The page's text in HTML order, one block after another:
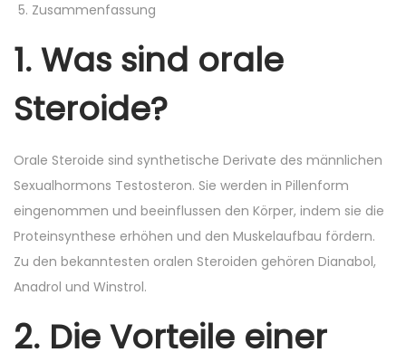
Zusammenfassung
1. Was sind orale
Steroide?
Orale Steroide sind synthetische Derivate des männlichen
Sexualhormons Testosteron. Sie werden in Pillenform
eingenommen und beeinflussen den Körper, indem sie die
Proteinsynthese erhöhen und den Muskelaufbau fördern.
Zu den bekanntesten oralen Steroiden gehören Dianabol,
Anadrol und Winstrol.
2. Die Vorteile einer